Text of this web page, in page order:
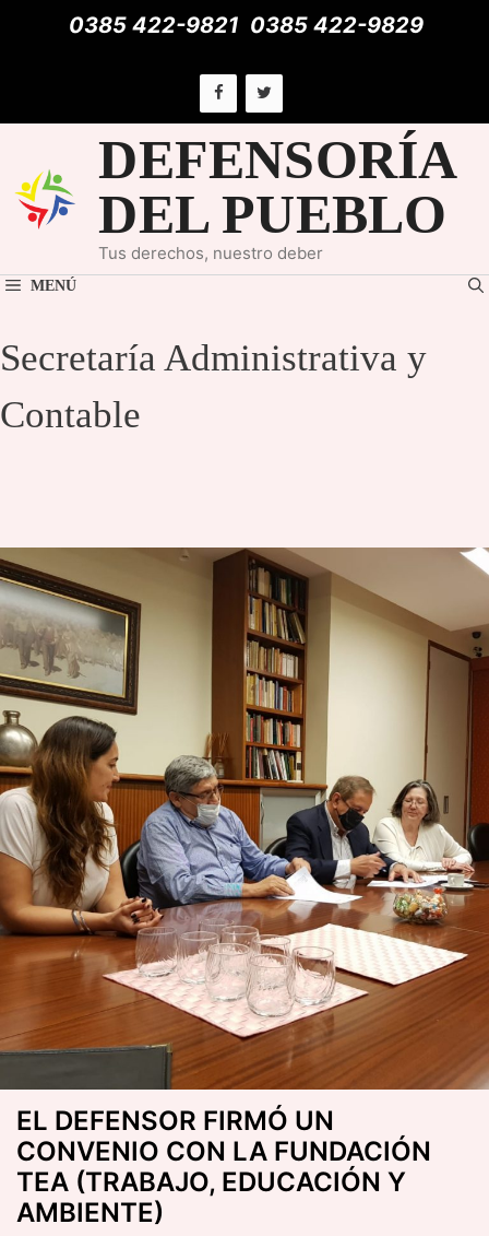
0385 422-9821 0385 422-9829
DEFENSORÍA
DEL PUEBLO
Tus derechos, nuestro deber
MENÚ
Secretaría Administrativa y
Contable
EL DEFENSOR FIRMÓ UN
CONVENIO CON LA FUNDACIÓN
TEA (TRABAJO, EDUCACIÓN Y
AMBIENTE)